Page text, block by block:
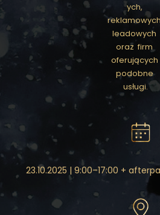
ych,
leadowych
oraz  firm
oferujących
podobne
usługi.
23.10.2025 | 9:00–17:00 +